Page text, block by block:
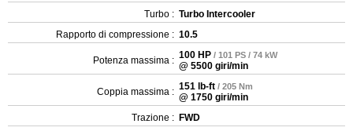
Turbo : Turbo Intercooler
Rapporto di compressione : 10.5
Potenza massima : 100 HP / 101 PS / 74 kW
@ 5500 giri/min
Coppia massima : 151 lb-ft / 205 Nm
@ 1750 giri/min
Trazione : FWD